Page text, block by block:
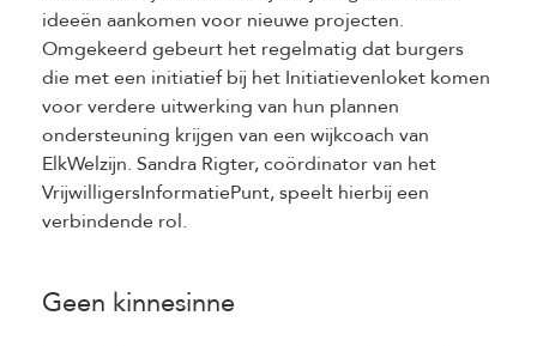
ideeën aankomen voor nieuwe projecten.
Omgekeerd gebeurt het regelmatig dat burgers
die met een initiatief bij het Initiatievenloket komen
voor verdere uitwerking van hun plannen
ondersteuning krijgen van een wijkcoach van
ElkWelzijn. Sandra Rigter, coördinator van het
VrijwilligersInformatiePunt, speelt hierbij een
verbindende rol.
Geen kinnesinne